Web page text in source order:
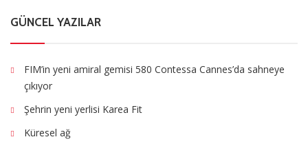
GÜNCEL YAZILAR
FIM’in yeni amiral gemisi 580 Contessa Cannes’da sahneye
çıkıyor
Şehrin yeni yerlisi Karea Fit
Küresel ağ